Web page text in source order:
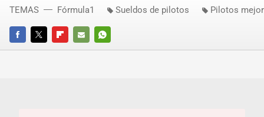
FACEBOOKTWITTERFLIPBOARD
E-
WHATSAPP
TEMAS Fórmula1 Sueldos de pilotos Pilotos